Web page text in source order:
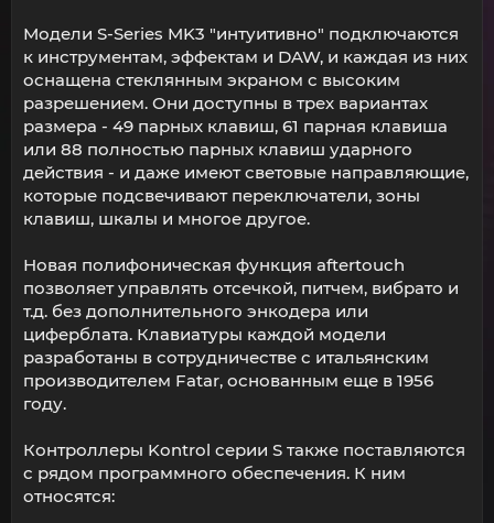
Модели S-Series MK3 "интуитивно" подключаются
к инструментам, эффектам и DAW, и каждая из них
оснащена стеклянным экраном с высоким
разрешением. Они доступны в трех вариантах
размера - 49 парных клавиш, 61 парная клавиша
или 88 полностью парных клавиш ударного
действия - и даже имеют световые направляющие,
которые подсвечивают переключатели, зоны
клавиш, шкалы и многое другое.
Новая полифоническая функция aftertouch
позволяет управлять отсечкой, питчем, вибрато и
т.д. без дополнительного энкодера или
циферблата. Клавиатуры каждой модели
разработаны в сотрудничестве с итальянским
производителем Fatar, основанным еще в 1956
году.
Контроллеры Kontrol серии S также поставляются
с рядом программного обеспечения. К ним
относятся: